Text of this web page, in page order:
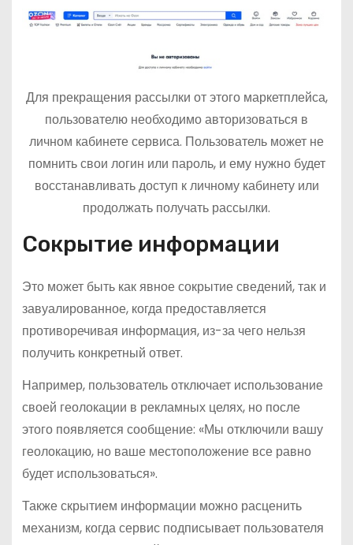
Для прекращения рассылки от этого маркетплейса,
пользователю необходимо авторизоваться в
личном кабинете сервиса. Пользователь может не
помнить свои логин или пароль, и ему нужно будет
восстанавливать доступ к личному кабинету или
продолжать получать рассылки.
Сокрытие информации
Это может быть как явное сокрытие сведений, так и
завуалированное, когда предоставляется
противоречивая информация, из-за чего нельзя
получить конкретный ответ.
Например, пользователь отключает использование
своей геолокации в рекламных целях, но после
этого появляется сообщение: «Мы отключили вашу
геолокацию, но ваше местоположение все равно
будет использоваться».
Также скрытием информации можно расценить
механизм, когда сервис подписывает пользователя